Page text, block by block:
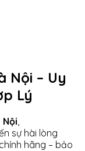
Nội – Uy
Lý
sự hài lòng
hãng – bảo